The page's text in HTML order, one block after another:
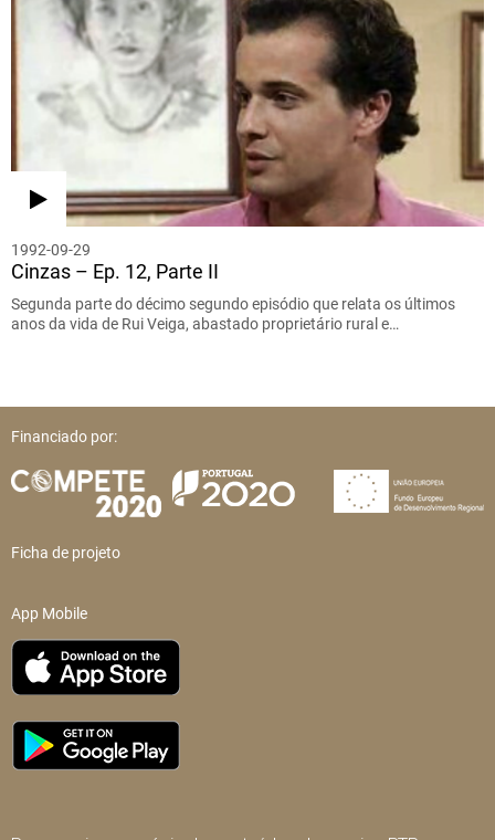
1992-09-29
Cinzas – Ep. 12, Parte II
Segunda parte do décimo segundo episódio que relata os últimos
anos da vida de Rui Veiga, abastado proprietário rural e…
Financiado por:
Ficha de projeto
App Mobile